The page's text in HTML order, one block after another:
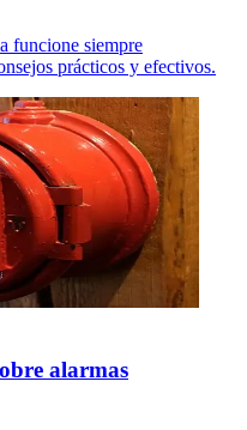
funcione siempre
prácticos y efectivos.
alarmas